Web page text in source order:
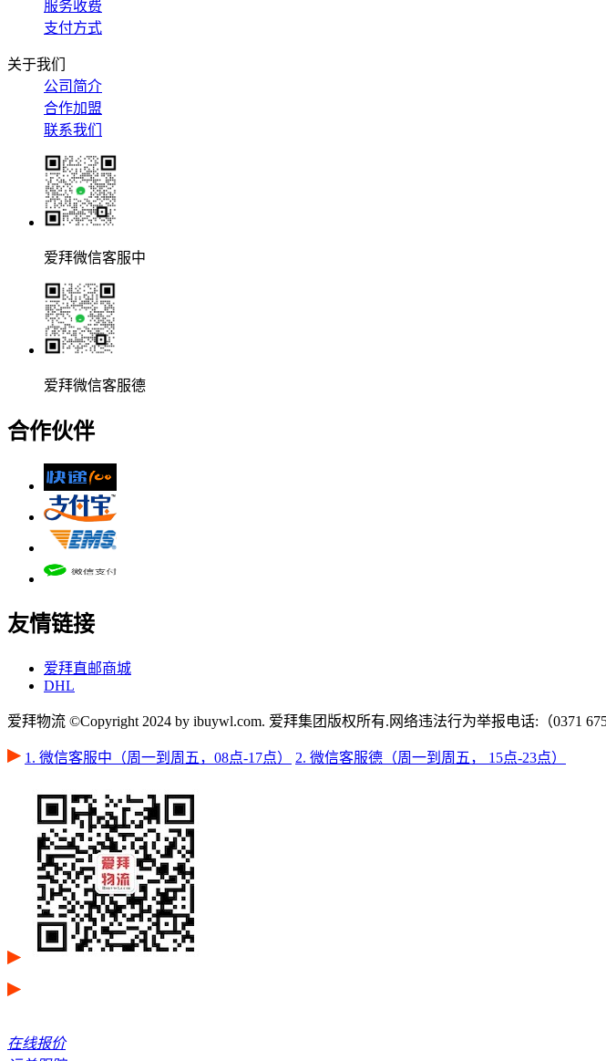
服务收费
支付方式
关于我们
公司简介
合作加盟
联系我们
爱拜微信客服中
爱拜微信客服德
合作伙伴
友情链接
爱拜直邮商城
DHL
爱拜物流 ©Copyright 2024 by ibuywl.com. 爱拜集团版权所有.网络违法行为举报电话:（0371
1. 微信客服中（周一到周五，08点-17点） 2. 微信客服德（周一到周五， 15点-23点）
在线报价